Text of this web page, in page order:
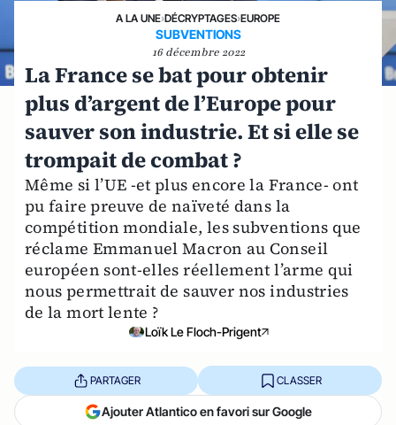
A LA UNE›DÉCRYPTAGES›EUROPE
SUBVENTIONS
16 décembre 2022
La France se bat pour obtenir
plus d’argent de l’Europe pour
sauver son industrie. Et si elle se
trompait de combat ?
Même si l’UE -et plus encore la France- ont
pu faire preuve de naïveté dans la
compétition mondiale, les subventions que
réclame Emmanuel Macron au Conseil
européen sont-elles réellement l’arme qui
nous permettrait de sauver nos industries
de la mort lente ?
Loïk Le Floch-Prigent
PARTAGER CLASSER
Ajouter Atlantico en favori sur Google